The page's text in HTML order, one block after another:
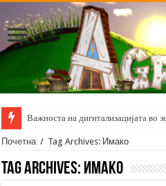
Важноста на дигитализацијата во
Почетна / Tag Archives: Имако
Tag Archives: Имако